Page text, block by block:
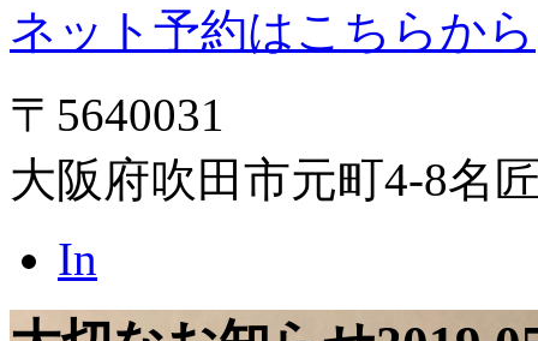
ネット予約はこちらから
〒5640031
大阪府吹田市元町4-8名
In